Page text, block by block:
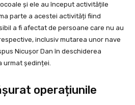
și ele au început activitățile
parte a acestei activități fiind
a fi afectat de persoane care nu au
inclusiv mutarea unor nave
Nicușor Dan în deschiderea
urmat ședinței.
operațiunile